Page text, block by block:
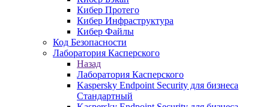
Кибер Протего
Кибер Инфраструктура
Кибер Файлы
Код Безопасности
Лаборатория Касперского
Назад
Лаборатория Касперского
Kaspersky Endpoint Security для бизнеса
Стандартный